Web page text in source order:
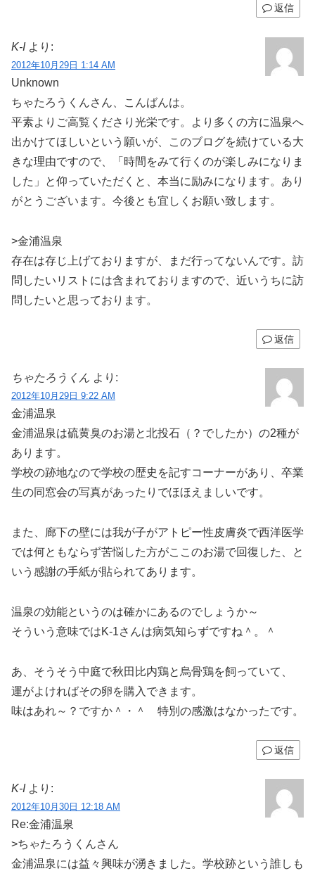
返信
K-I より:
2012年10月29日 1:14 AM
Unknown
ちゃたろうくんさん、こんばんは。
平素よりご高覧くださり光栄です。より多くの方に温泉へ
出かけてほしいという願いが、このブログを続けている大
きな理由ですので、「時間をみて行くのが楽しみになりま
した」と仰っていただくと、本当に励みになります。あり
がとうございます。今後とも宜しくお願い致します。
>金浦温泉
存在は存じ上げておりますが、まだ行ってないんです。訪
問したいリストには含まれておりますので、近いうちに訪
問したいと思っております。
返信
ちゃたろうくん より:
2012年10月29日 9:22 AM
金浦温泉
金浦温泉は硫黄臭のお湯と北投石（？でしたか）の2種が
あります。
学校の跡地なので学校の歴史を記すコーナーがあり、卒業
生の同窓会の写真があったりでほほえましいです。
また、廊下の壁には我が子がアトピー性皮膚炎で西洋医学
では何ともならず苦悩した方がここのお湯で回復した、と
いう感謝の手紙が貼られてあります。
温泉の効能というのは確かにあるのでしょうか～
そういう意味ではK-1さんは病気知らずですね＾。＾
あ、そうそう中庭で秋田比内鶏と烏骨鶏を飼っていて、
運がよければその卵を購入できます。
味はあれ～？ですか＾・＾ 特別の感激はなかったです。
返信
K-I より:
2012年10月30日 12:18 AM
Re:金浦温泉
>ちゃたろうくんさん
金浦温泉には益々興味が湧きました。学校跡という誰しも